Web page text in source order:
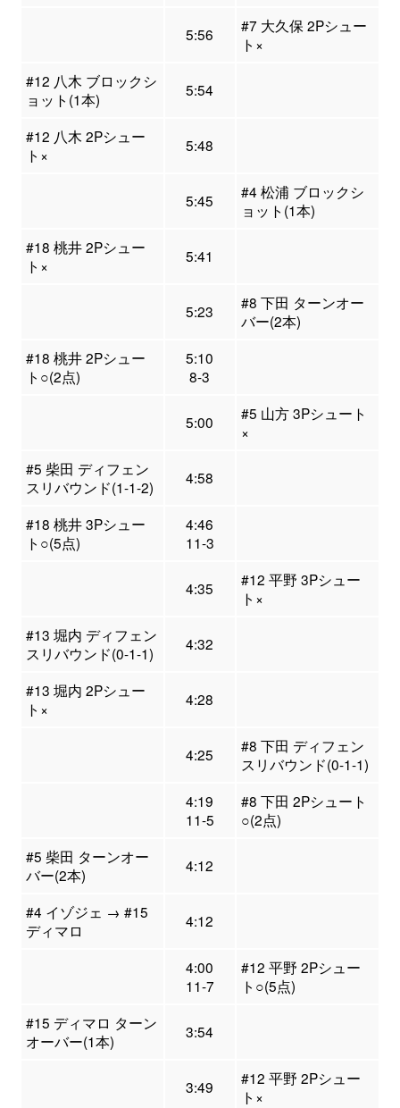
5:56
#7 大久保 2Pシュー
ト×
#12 八木 ブロックシ
ョット(1本)
5:54
#12 八木 2Pシュー
ト×
5:48
5:45
#4 松浦 ブロックシ
ョット(1本)
#18 桃井 2Pシュー
ト×
5:41
5:23
#8 下田 ターンオー
バー(2本)
#18 桃井 2Pシュー
ト○(2点)
5:10
8-3
5:00
#5 山方 3Pシュート
×
#5 柴田 ディフェン
スリバウンド(1-1-2)
4:58
#18 桃井 3Pシュー
ト○(5点)
4:46
11-3
4:35
#12 平野 3Pシュー
ト×
#13 堀内 ディフェン
スリバウンド(0-1-1)
4:32
#13 堀内 2Pシュー
ト×
4:28
4:25
#8 下田 ディフェン
スリバウンド(0-1-1)
4:19
11-5
#8 下田 2Pシュート
○(2点)
#5 柴田 ターンオー
バー(2本)
4:12
#4 イゾジェ → #15
ディマロ
4:12
4:00
11-7
#12 平野 2Pシュー
ト○(5点)
#15 ディマロ ターン
オーバー(1本)
3:54
3:49
#12 平野 2Pシュー
ト×